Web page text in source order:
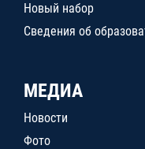
Новый набор
Сведения об
МЕДИА
Новости
Фото